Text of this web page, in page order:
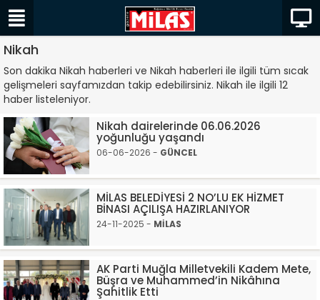
Nikah
Son dakika Nikah haberleri ve Nikah haberleri ile ilgili tüm sıcak
gelişmeleri sayfamızdan takip edebilirsiniz. Nikah ile ilgili 12
haber listeleniyor.
Nikah dairelerinde 06.06.2026
yoğunluğu yaşandı
06-06-2026 - GÜNCEL
MİLAS BELEDİYESİ 2 NO’LU EK HİZMET
BİNASI AÇILIŞA HAZIRLANIYOR
24-11-2025 - MİLAS
AK Parti Muğla Milletvekili Kadem Mete,
Büşra ve Muhammed’in Nikâhına
Şahitlik Etti